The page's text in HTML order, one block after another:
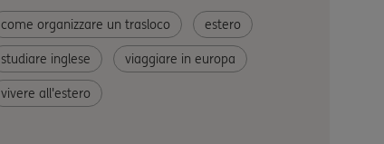
come organizzare un trasloco estero
studiare inglese viaggiare in europa
vivere all'estero